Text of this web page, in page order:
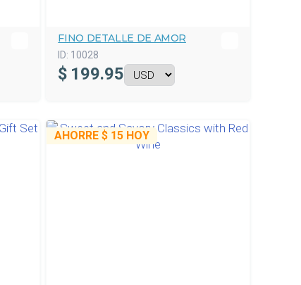
FINO DETALLE DE AMOR
ID: 10028
$ 199.95
AHORRE$ 15 HOY